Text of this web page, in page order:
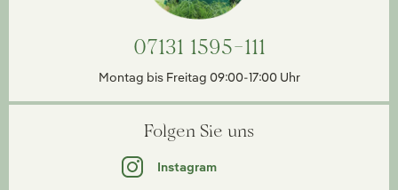
07131 1595-111
Montag bis Freitag 09:00-17:00 Uhr
Folgen Sie uns
Instagram